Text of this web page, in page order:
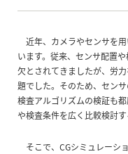
近年、カメラやセンサを
います。従来、センサ配置
欠とされてきましたが、労
題でした。そのため、セン
検査アルゴリズムの検証も
や検査条件を広く比較検討す
そこで、CGシミュレーシ